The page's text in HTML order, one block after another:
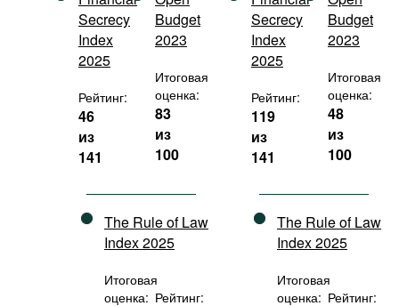
Secrecy
Index
2025
Рейтинг:
46
из
141
Budget
2023
Итоговая
оценка:
83
из
100
The Rule of Law
Index 2025
Итоговая
оценка: Рейтинг:
Secrecy
Index
2025
Рейтинг:
119
из
141
Budget
2023
Итоговая
оценка:
48
из
100
The Rule of Law
Index 2025
Итоговая
оценка: Рейтинг: